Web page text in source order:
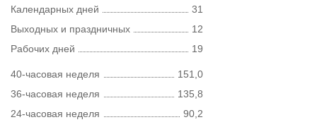
Календарных дней
31
Выходных и праздничных
12
Рабочих дней
19
40-часовая неделя
151,0
36-часовая неделя
135,8
24-часовая неделя
90,2